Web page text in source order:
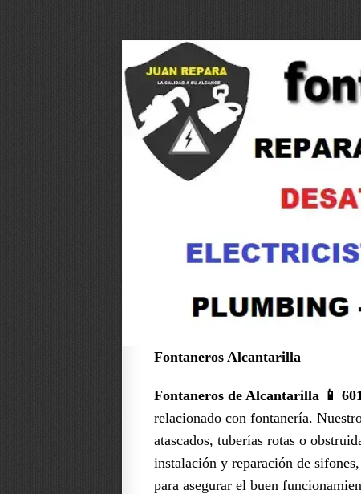
Fontaneros Alcantarilla
Fontaneros de Alcantarilla 📱
relacionado con fontanería.
atascados, tuberías rotas o
instalación y reparación de
para asegurar el buen